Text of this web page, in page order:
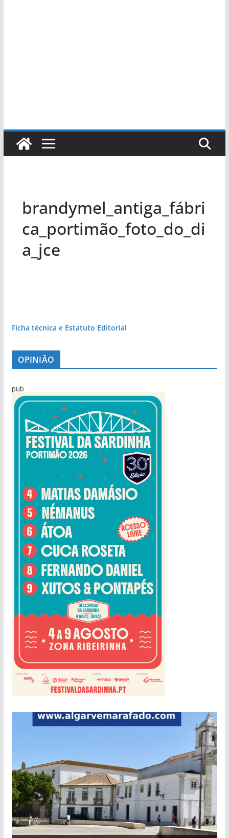
brandymel_antiga_fábri
ca_portimão_foto_do_di
a_jce
Ficha técnica e Estatuto Editorial
OPINIÃO
pub